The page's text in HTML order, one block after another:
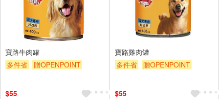
寶路牛肉罐
多件省
贈OPENPOINT
$55
寶路雞肉罐
多件省
贈OPENPOINT
$55